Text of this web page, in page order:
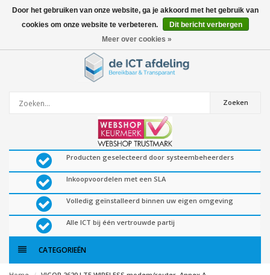
0artikelen
Zoeken
Producten geselecteerd door systeembeheerders
Inkoopvoordelen met een SLA
Volledig geïnstalleerd binnen uw eigen omgeving
Alle ICT bij één vertrouwde partij
CATEGORIEËN
Door het gebruiken van onze website, ga je akkoord met het gebruik van
cookies om onze website te verbeteren.
Dit bericht verbergen
Meer over cookies »